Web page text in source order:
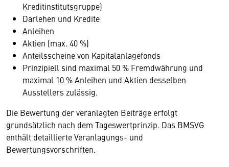
Kreditinstitutsgruppe)
Darlehen und Kredite
Anleihen
Aktien (max. 40 %)
Anteilsscheine von Kapitalanlagefonds
Prinzipiell sind maximal 50 % Fremdwährung und
maximal 10 % Anleihen und Aktien desselben
Ausstellers zulässig.
Die Bewertung der veranlagten Beiträge erfolgt
grundsätzlich nach dem Tageswertprinzip. Das BMSVG
enthält detaillierte Veranlagungs- und
Bewertungsvorschriften.